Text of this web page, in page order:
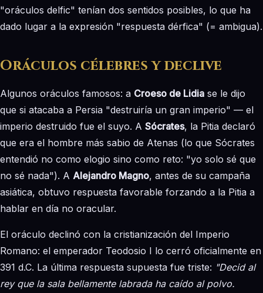
"oráculos delfic" tenían dos sentidos posibles, lo que ha
dado lugar a la expresión "respuesta dérfica" (= ambigua).
Oráculos célebres y declive
Algunos oráculos famosos: a Croeso de Lidia se le dijo
que si atacaba a Persia "destruiría un gran imperio" — el
imperio destruido fue el suyo. A Sócrates, la Pitia declaró
que era el hombre más sabio de Atenas (lo que Sócrates
entendió no como elogio sino como reto: "yo solo sé que
no sé nada"). A Alejandro Magno, antes de su campaña
asiática, obtuvo respuesta favorable forzando a la Pitia a
hablar en día no oracular.
El oráculo declinó con la cristianización del Imperio
Romano: el emperador Teodosio I lo cerró oficialmente en
391 d.C. La última respuesta supuesta fue triste: "Decid al
rey que la sala bellamente labrada ha caído al polvo.